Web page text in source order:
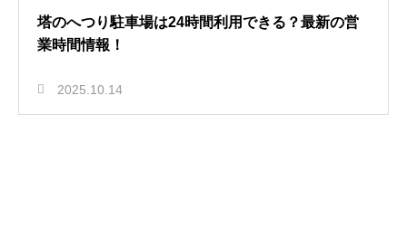
塔のへつり駐車場は24時間利用できる？最新の営
業時間情報！
2025.10.14